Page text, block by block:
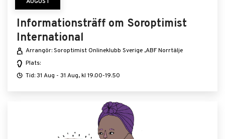
Informationsträff om Soroptimist
International
Arrangör: Soroptimist Onlineklubb Sverige ,ABF Norrtälje
Plats:
Tid: 31 Aug - 31 Aug, kl 19.00-19.50